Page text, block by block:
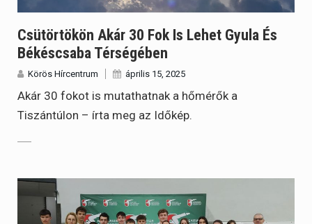
Csütörtökön Akár 30 Fok Is Lehet Gyula És
Békéscsaba Térségében
Körös Hírcentrum április 15, 2025
Akár 30 fokot is mutathatnak a hőmérők a
Tiszántúlon – írta meg az Időkép.